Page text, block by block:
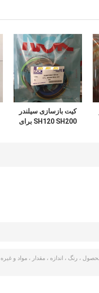
کیت بازسازی سیلندر
SH120 SH200 برای